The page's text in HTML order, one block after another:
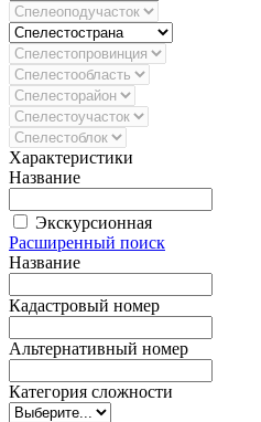
Характеристики
Название
Экскурсионная
Расширенный поиск
Название
Кадастровый номер
Альтернативный номер
Категория сложности